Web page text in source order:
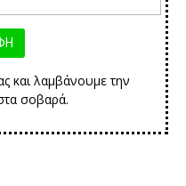
και λαμβάνουμε την
σοβαρά.